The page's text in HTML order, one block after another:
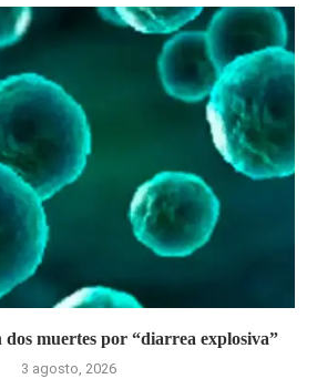
muertes por “diarrea explosiva”
3 agosto, 2026